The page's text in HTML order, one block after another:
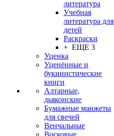
литература
Учебная
литература для
детей
Раскраски
+ ЕЩЕ 3
Уценка
Уценённые и
букинистические
книги
Алтарные,
дьяконские
Бумажные манжеты
для свечей
Венчальные
Восковые